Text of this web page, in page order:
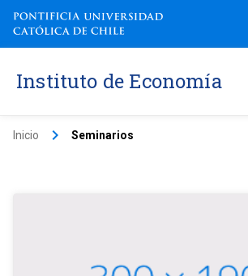
Instituto de Economía
Inicio keyboard_arrow_right Seminarios